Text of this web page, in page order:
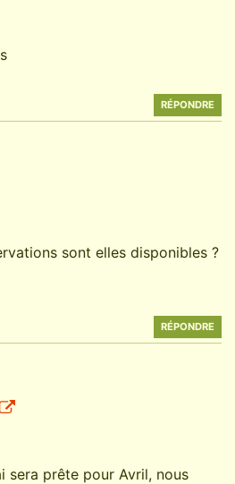
RÉPONDRE
sont elles disponibles ?
RÉPONDRE
sera prête pour Avril, nous